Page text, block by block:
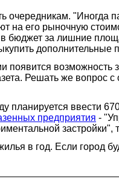
"Иногда
его рыночную
за лишние
дополнительные
появится
Решать же вопрос
ввести
предприятия -
застройки",
в год. Если город